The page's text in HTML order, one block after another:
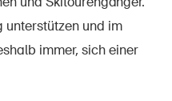
unterstützen und im
immer, sich einer